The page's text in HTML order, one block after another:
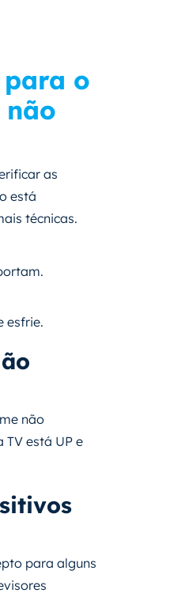
o
as
está
técnicas.
esfrie.
não
está UP e
para alguns